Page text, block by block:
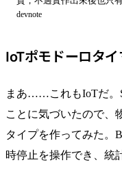
器的話要另外加上也不是
devnote
IoTポモドーロタイ
まあ……これもIoTだ。
ことに気づいたので、
タイプを作ってみた。
時停止を操作でき、統